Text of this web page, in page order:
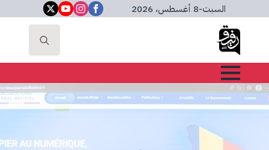
السبت-8 أغسطس، 2026
Search